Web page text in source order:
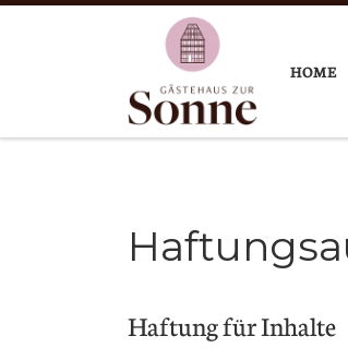
HOME
Haftung für Inhalte